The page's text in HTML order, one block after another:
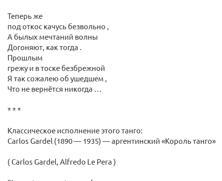
Теперь же
под откос качусь безвольно ,
А былых мечтаний волны
Догоняют, как тогда .
Прошлым
грежу и в тоске безбрежной
Я так сожалею об ушедшем ,
Что не вернётся никогда …
* * *
Классическое исполнение этого танго:
Carlos Gardel (1890 — 1935) — аргентинский «Король танго»
( Carlos Gardel, Alfredo Le Pera )